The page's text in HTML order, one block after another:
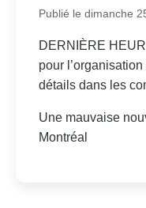
Publié le dimanche
DERNIÈRE
pour
détails dans les
Une mauvaise
Montréal